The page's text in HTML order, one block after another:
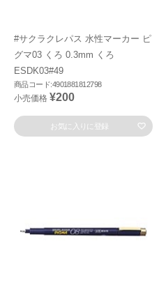
#サクラクレパス 水性マーカー ピ
グマ03 くろ 0.3mm くろ
ESDK03#49
商品コード:4901881812798
小売価格 ¥200
お気に入りに登録